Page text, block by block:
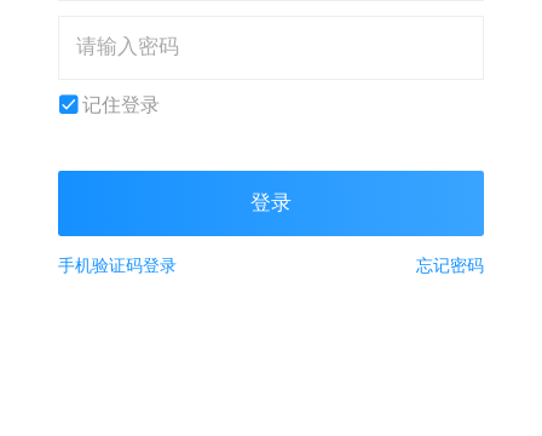
记住登录
手机验证码登录 忘记密码